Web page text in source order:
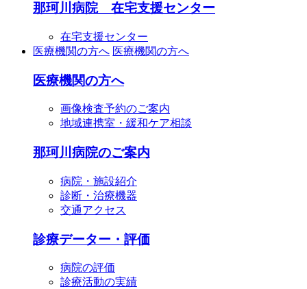
那珂川病院 在宅支援センター
在宅支援センター
医療機関の方へ 医療機関の方へ
医療機関の方へ
画像検査予約のご案内
地域連携室・緩和ケア相談
那珂川病院のご案内
病院・施設紹介
診断・治療機器
交通アクセス
診療データー・評価
病院の評価
診療活動の実績